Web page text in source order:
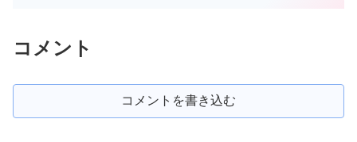
コメント
コメントを書き込む